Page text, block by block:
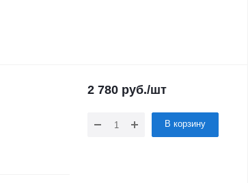
2 780 руб./шт
В корзину